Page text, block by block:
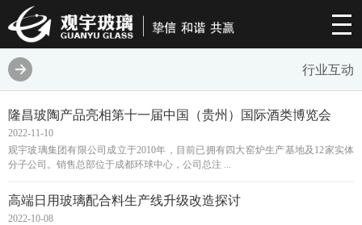
行业互动
隆昌玻陶产品亮相第十一届中国（贵州）国际酒类博览会
2022-11-10
观宇玻璃集团有限公司成立于2010年，目前已拥有四大窑炉生产基地及12家实体
分子公司。销售总部位于成都环球中心，公司总注 ...
高端日用玻璃配合料生产线升级改造探讨
2022-10-08